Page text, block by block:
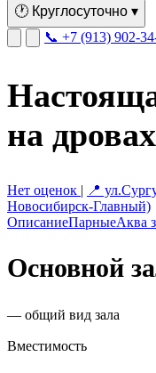
🕐 Круглосуточно ▾
📞 +7 (913) 902-
на дровах
Нет оценок | 📍
Новосибирск-Главный)
ОписаниеПарныеАква
Основной
— общий вид зала
Вместимость